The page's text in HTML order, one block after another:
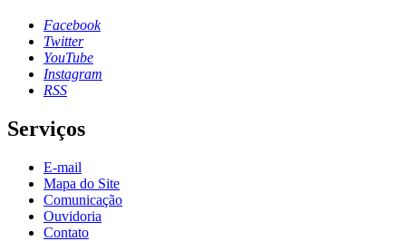
Facebook
Twitter
YouTube
Instagram
RSS
Serviços
E-mail
Mapa do Site
Comunicação
Ouvidoria
Contato